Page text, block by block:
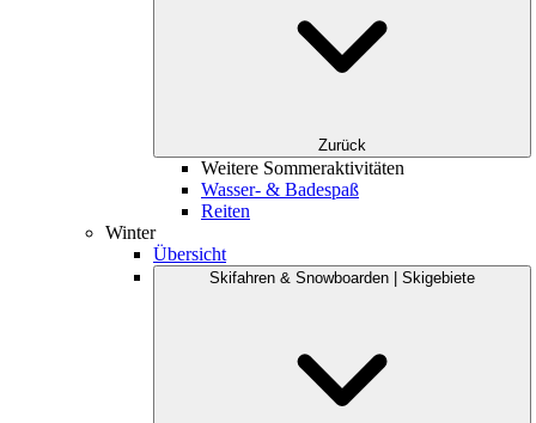
Zurück
Weitere Sommeraktivitäten
Wasser- & Badespaß
Reiten
Winter
Übersicht
Skifahren & Snowboarden | Skigebiete